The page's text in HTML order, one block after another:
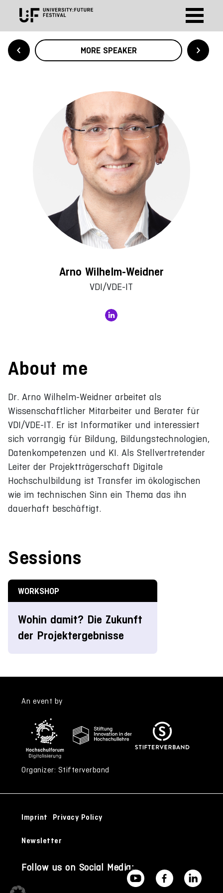
MORE SPEAKER
Arno Wilhelm-Weidner
VDI/VDE-IT
About me
Dr. Arno Wilhelm-Weidner arbeitet als
Wissenschaftlicher Mitarbeiter und Berater für
VDI/VDE-IT. Er ist Informatiker und interessiert
sich vorrangig für Bildung, Bildungstechnologien,
Datenkompetenzen und KI. Als Stellvertretender
Leiter der Projektträgerschaft Digitale
Hochschulbildung ist Transfer im ökologischen
wie im technischen Sinn ein Thema das ihn
dauerhaft beschäftigt.
Sessions
WORKSHOP
Wohin damit? Die Zukunft
der Projektergebnisse
An event by
Organizer: Stifterverband
Imprint Privacy Policy
Newsletter
Follow us on Social Media: